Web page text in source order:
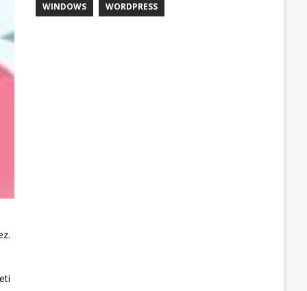
WINDOWS WORDPRESS